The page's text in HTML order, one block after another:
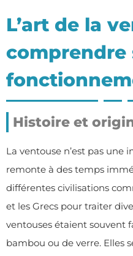
L’art de la
comprendre
Histoire et
La ventouse n’est pas une
remonte à des temps
différentes civilisations
et les Grecs pour traiter
ventouses étaient souvent
bambou ou de verre. Elles